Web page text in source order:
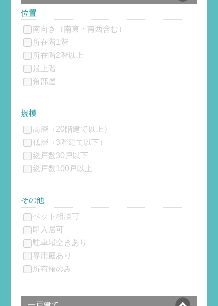
位置
南向き（南東・南西含む）
所在階1階
所在階2階以上
最上階
角部屋
規模
高層（20階建て以上）
低層（3階建て以下）
総戸数30戸以下
総戸数100戸以上
その他
ペット相談可
即入居可
駐車場空きあり
専用庭あり
所有権のみ